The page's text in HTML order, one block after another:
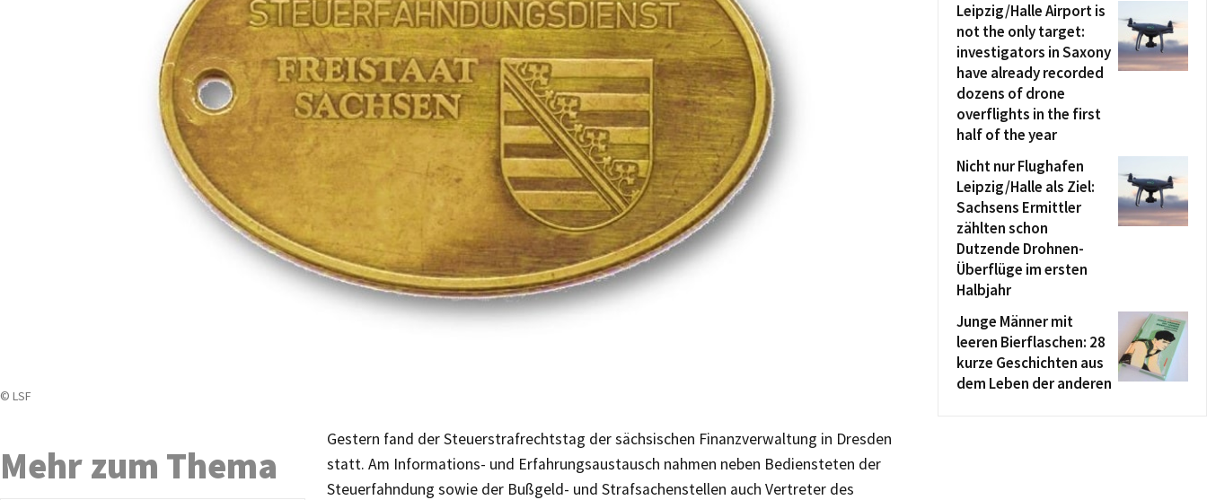
© LSF
Gestern fand der Steuerstrafrechtstag der sächsischen Finanzverwaltung in Dresden
statt. Am Informations- und Erfahrungsaustausch nahmen neben Bediensteten der
Steuerfahndung sowie der Bußgeld- und Strafsachenstellen auch Vertreter des
Mehr zum Thema
Leipzig/Halle Airport is
not the only target:
investigators in Saxony
have already recorded
dozens of drone
overflights in the first
half of the year
Nicht nur Flughafen
Leipzig/Halle als Ziel:
Sachsens Ermittler
zählten schon
Dutzende Drohnen-
Überflüge im ersten
Halbjahr
Junge Männer mit
leeren Bierflaschen: 28
kurze Geschichten aus
dem Leben der anderen